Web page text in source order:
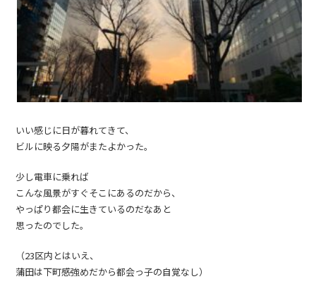
いい感じに日が暮れてきて、
ビルに映る夕陽がまたよかった。
少し電車に乗れば
こんな風景がすぐそこにあるのだから、
やっぱり都会に生きているのだなあと
思ったのでした。
（23区内とはいえ、
蒲田は下町感強めだから都会っ子の自覚なし）